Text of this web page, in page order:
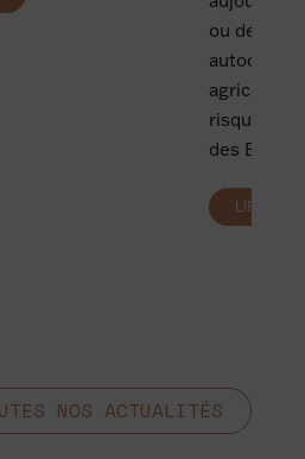
ou des
agricoles,
risques
des EnR?
LIRE
NOS ACTUALITÉS